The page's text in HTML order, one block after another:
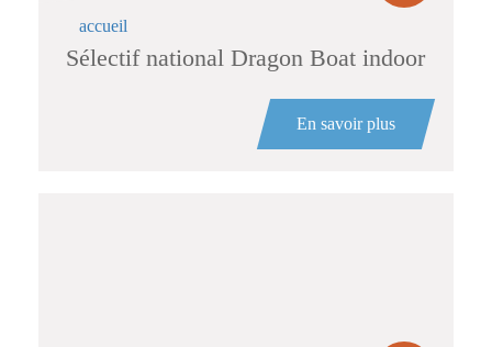
accueil
Sélectif national Dragon Boat indoor
En savoir plus